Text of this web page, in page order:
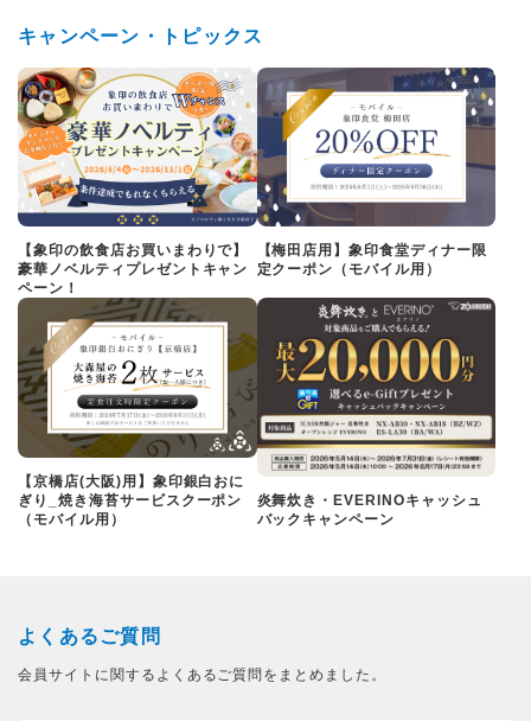
キャンペーン・トピックス
【象印の飲食店お買いまわりで】
豪華ノベルティプレゼントキャン
ペーン！
【梅田店用】象印食堂ディナー限
定クーポン（モバイル用）
【京橋店(大阪)用】象印銀白おに
ぎり_焼き海苔サービスクーポン
（モバイル用）
炎舞炊き・EVERINOキャッシュ
バックキャンペーン
よくあるご質問
会員サイトに関するよくあるご質問をまとめました。